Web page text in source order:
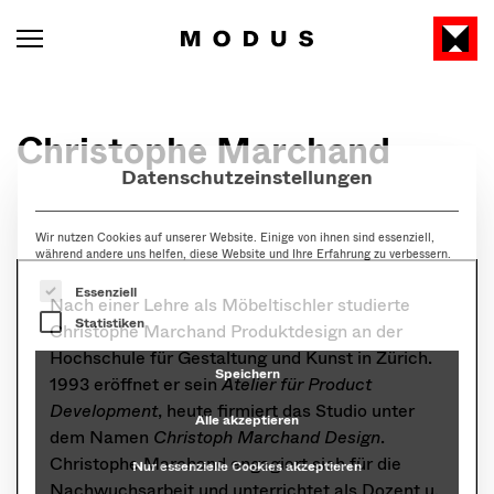
Christophe Marchand
Nach einer Lehre als Möbeltischler studierte
Christophe Marchand Produktdesign an der
Hochschule für Gestaltung und Kunst in Zürich.
1993 eröffnet er seinAtelier für Product
Development, heute firmiert das Studio unter
dem Namen Christoph Marchand Design.
Christophe Marchand engagiert sich für die
Wir nutzen Cookies auf unserer Website. Einige von ihnen sind essenziell,
während andere uns helfen, diese Website und Ihre Erfahrung zu verbessern.
Es folgt eine Liste der Service-Gruppen, für die eine
Statistiken
Speichern
Alle akzeptieren
Individuelle Datenschutzeinstellungen